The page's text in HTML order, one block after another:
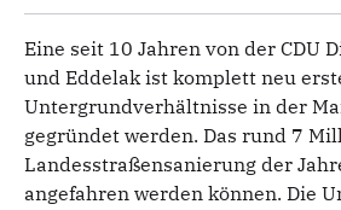
Eine seit 10 Jahren von der CDU
und Eddelak ist komplett neu
Untergrundverhältnisse in der
gegründet werden. Das rund 7
Landesstraßensanierung der
angefahren werden können. Die